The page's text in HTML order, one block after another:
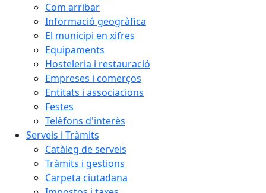
Com arribar
Informació geogràfica
El municipi en xifres
Equipaments
Hosteleria i restauració
Empreses i comerços
Entitats i associacions
Festes
Telèfons d'interès
Serveis i Tràmits
Catàleg de serveis
Tràmits i gestions
Carpeta ciutadana